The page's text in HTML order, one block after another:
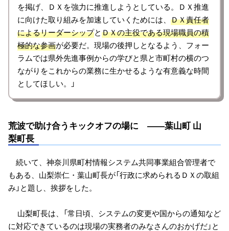
を掲げ、ＤＸを強力に推進しようとしている。ＤＸ推進
に向けた取り組みを加速していくためには、 ＤＸ責任者
によるリーダーシップとＤＸの主役である現場職員の積
極的な参画が必要だ。現場の後押しとなるよう、フォー
ラムでは県外先進事例からの学びと県と市町村の横のつ
ながりをこれからの業務に生かせるような有意義な時間
としてほしい。」
荒波で助け合うキックオフの場に ――葉山町 山
梨町長
続いて、神奈川県町村情報システム共同事業組合管理者で
もある、山梨崇仁・葉山町長が「行政に求められるＤＸの取組
み」と題し、挨拶をした。
山梨町長は、「常日頃、システムの変更や国からの通知など
に対応できているのは現場の実務者のみなさんのおかげだ」と